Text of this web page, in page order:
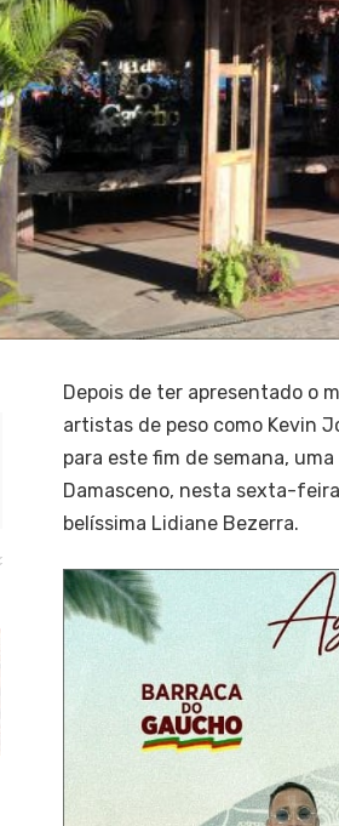
Depois de ter apresentado o
artistas de peso como Kevin
para este fim de semana,
Damasceno, nesta sexta-
belíssima Lidiane Bezerra.